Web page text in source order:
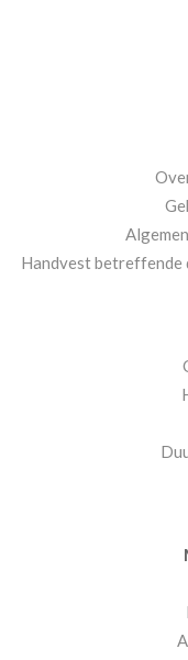
Handvest betreffende